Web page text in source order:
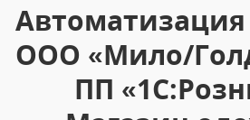
ООО «Мило/
ПП